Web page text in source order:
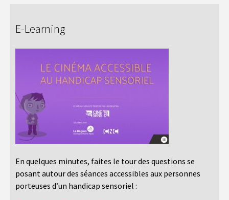
E-Learning
En quelques minutes, faites le tour des questions se
posant autour des séances accessibles aux personnes
porteuses d’un handicap sensoriel :